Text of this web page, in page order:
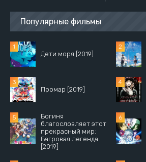
Популярные фильмы
Дети моря [2019]
Промар [2019]
Богиня
благословляет этот
прекрасный мир:
Багровая легенда
[2019]